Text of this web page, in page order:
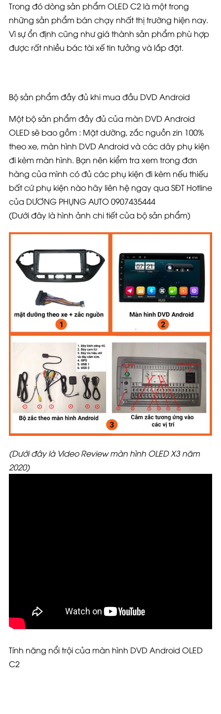
Trong đó dòng sản phẩm OLED C2 là một trong
những sản phẩm bán chạy nhất thị trường hiện nay.
Vì sự ổn định cũng như giá thành sản phẩm phù hợp
được rất nhiều bác tài xế tin tưởng và lắp đặt.
Bộ sản phẩm đầy đủ khi mua đầu DVD Android
Một bộ sản phẩm đầy đủ của màn DVD Android
OLED sẽ bao gồm : Mặt dưỡng, zắc nguồn zin 100%
theo xe, màn hình DVD Android và các dây phụ kiện
đi kèm màn hình. Bạn nên kiểm tra xem trong đơn
hàng của mình có đủ các phụ kiện đi kèm nếu thiếu
bất cứ phụ kiện nào hãy liên hệ ngay qua SĐT Hotline
của DƯƠNG PHỤNG AUTO 0907435444
(Dưới đây là hình ảnh chi tiết của bộ sản phẩm)
(Dưới đây là Video Review màn hình OLED X3 năm
2020)
Tính năng nổi trội của màn hình DVD Android OLED
C2